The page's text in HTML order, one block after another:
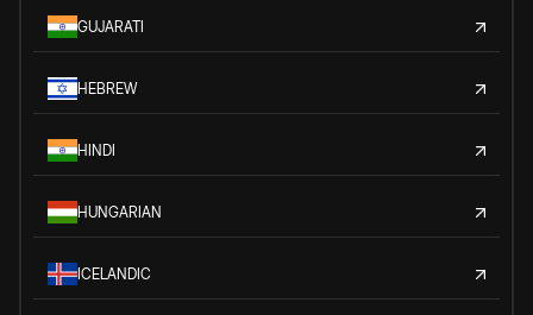
GUJARATI
HEBREW
HINDI
HUNGARIAN
ICELANDIC